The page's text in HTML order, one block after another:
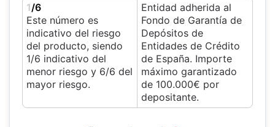
1/6
Este número es
indicativo del riesgo
del producto, siendo
1/6 indicativo del
menor riesgo y 6/6 del
mayor riesgo.
Entidad adherida al
Fondo de Garantía de
Depósitos de
Entidades de Crédito
de España. Importe
máximo garantizado
de 100.000€ por
depositante.